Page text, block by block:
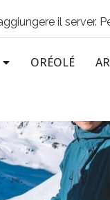
il server.
ORÉOLÉ